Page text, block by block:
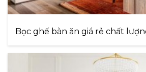
Bọc ghế bàn ăn giá rẻ chất